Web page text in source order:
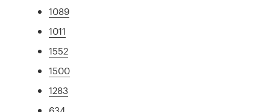
1089
1011
1552
1500
1283